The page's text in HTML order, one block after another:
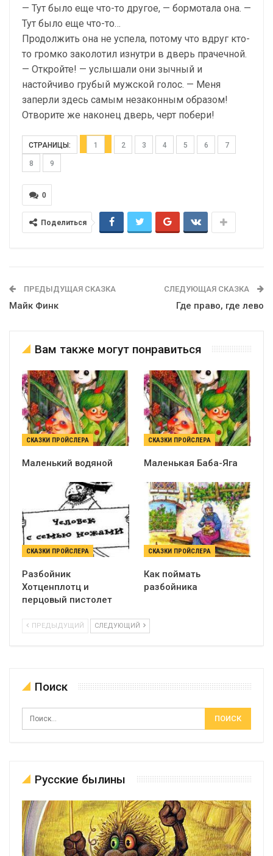
— Тут было еще что-то другое, — бормотала она. —
Тут было еще что-то…
Продолжить она не успела, потому что вдруг кто-
то громко заколотил изнутри в дверь прачечной.
— Откройте! — услышали они зычный и
настойчиво грубый мужской голос. — Меня
заперли здесь самым незаконным образом!
Отворите же наконец дверь, черт побери!
СТРАНИЦЫ: 1 2 3 4 5 6 7
8 9
0
Поделиться
ПРЕДЫДУЩАЯ СКАЗКА
Майк Финк
СЛЕДУЮЩАЯ СКАЗКА
Где право, где лево
Вам также могут понравиться
СКАЗКИ ПРОЙСЛЕРА
Маленький водяной
СКАЗКИ ПРОЙСЛЕРА
Маленькая Баба-Яга
СКАЗКИ ПРОЙСЛЕРА
Разбойник
Хотценплотц и
перцовый пистолет
СКАЗКИ ПРОЙСЛЕРА
Как поймать
разбойника
ПРЕДЫДУЩИЙ СЛЕДУЮЩИЙ
Поиск
Русские былины